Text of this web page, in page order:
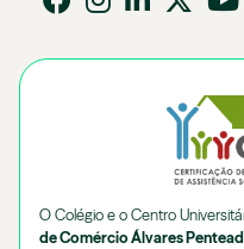
O Colégio e o Centro
de Comércio Álvares